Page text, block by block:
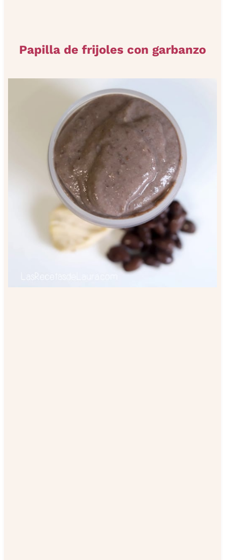
Papilla de frijoles con garbanzo